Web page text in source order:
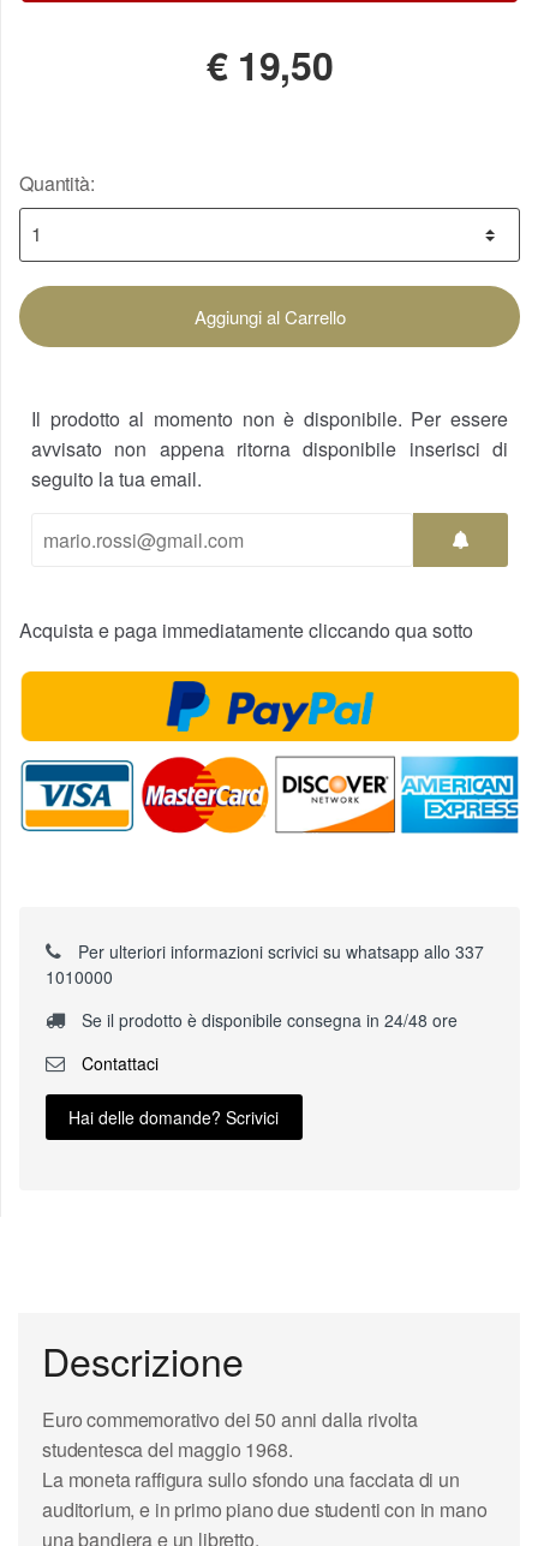
€ 19,50
Quantità:
Aggiungi al Carrello
Il prodotto al momento non è disponibile. Per essere
avvisato non appena ritorna disponibile inserisci di
seguito la tua email.
Acquista e paga immediatamente cliccando qua sotto
Per ulteriori informazioni scrivici su whatsapp allo 337
1010000
Se il prodotto è disponibile consegna in 24/48 ore
Contattaci
Hai delle domande? Scrivici
Descrizione
Euro commemorativo dei50 anni dalla rivolta
studentesca del maggio 1968.
La moneta raffigura sullo sfondo una facciata di un
auditorium, e in primo piano due studenti con in mano
una bandiera e un libretto.